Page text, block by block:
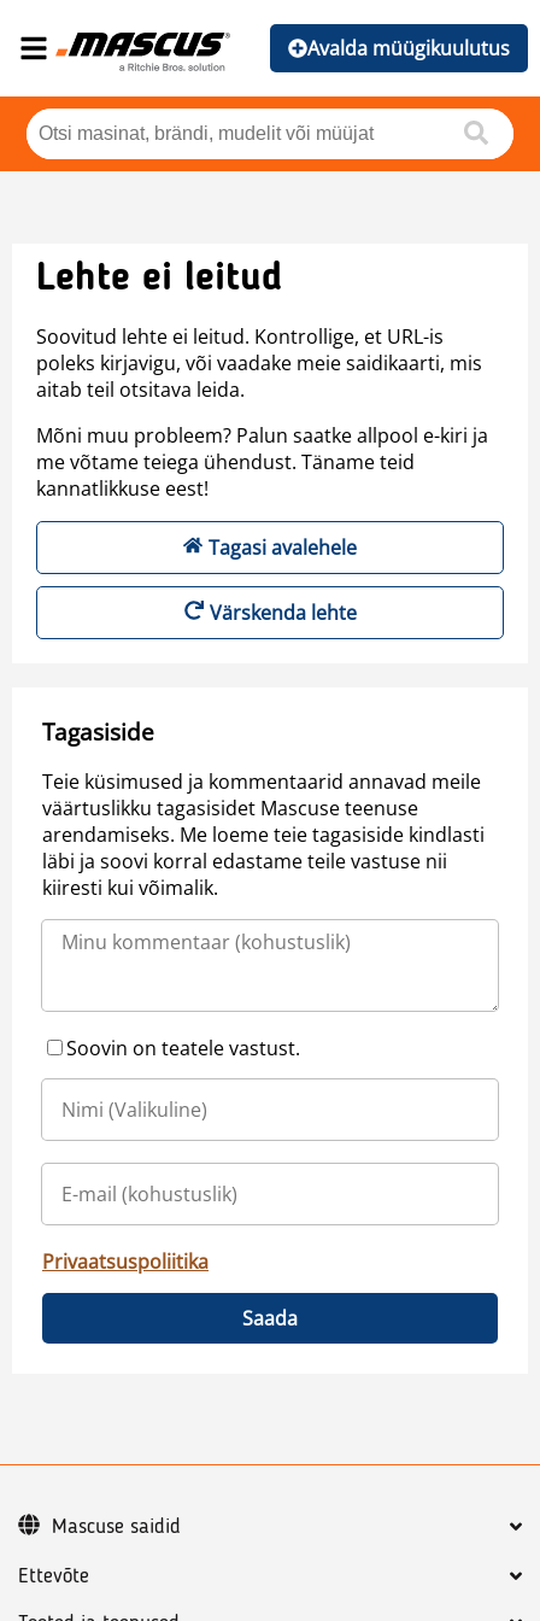
Avalda müügikuulutus
Lehte ei leitud
Soovitud lehte ei leitud. Kontrollige, et URL-is
poleks kirjavigu, või vaadake meie saidikaarti, mis
aitab teil otsitava leida.
Mõni muu probleem? Palun saatke allpool e-kiri ja
me võtame teiega ühendust. Täname teid
kannatlikkuse eest!
Tagasi avalehele
Värskenda lehte
Tagasiside
Teie küsimused ja kommentaarid annavad meile
väärtuslikku tagasisidet Mascuse teenuse
arendamiseks. Me loeme teie tagasiside kindlasti
läbi ja soovi korral edastame teile vastuse nii
kiiresti kui võimalik.
Soovin on teatele vastust.
Privaatsuspoliitika
Saada
Ettevõte
Mascuse saidid